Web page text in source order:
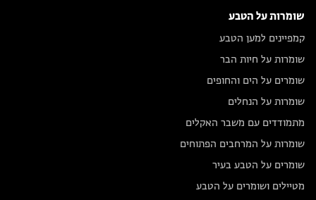
שומרות על הטבע
קמפיינים למען הטבע
שומרות על חיות הבר
שומרים על הים והחופים
שומרות על הנחלים
מתמודדים עם משבר האקלים
שומרות על המרחבים הפתוחים
שומרים על הטבע בעיר
מטיילים ושומרים על הטבע